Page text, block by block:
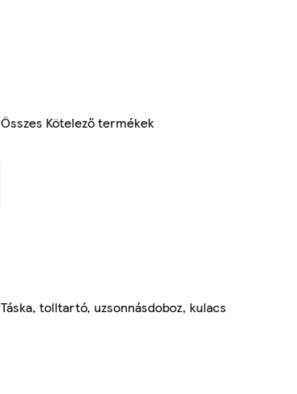
Összes Kötelező termékek
Táska, tolltartó, uzsonnásdoboz, kulacs